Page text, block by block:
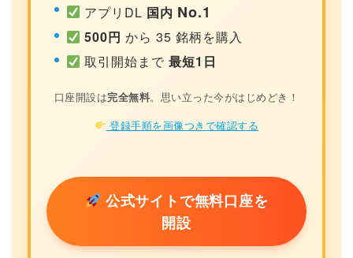
アプリDL 国内 No.1
500円 から 35 銘柄を購入
取引開始まで最短1日
口座開設は完全無料。思い立った今がはじめどき！
登録手順を画像つきで確認する
公式サイトで無料口座を
開設